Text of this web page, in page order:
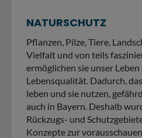
NATURSCHUTZ
Pflanzen, Pilze, Tiere,
Vielfalt und von teils
ermöglichen sie unser
Lebensqualität. Dadurch,
leben und sie nutzen,
auch in Bayern. Deshalb
Rückzugs- und
Konzepte zur